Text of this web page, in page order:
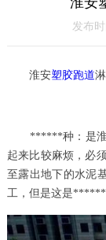
发布
淮安塑胶跑道
******种：是淮安
起来比较麻烦，必
至露出地下的水泥
工，但是这是******